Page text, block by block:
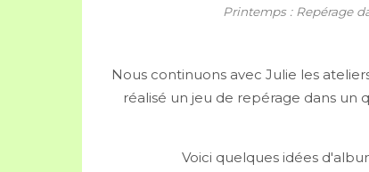
Printemps : Repérage
Nous continuons avec Julie les
réalisé un jeu de repérage dans un
Voici quelques idées